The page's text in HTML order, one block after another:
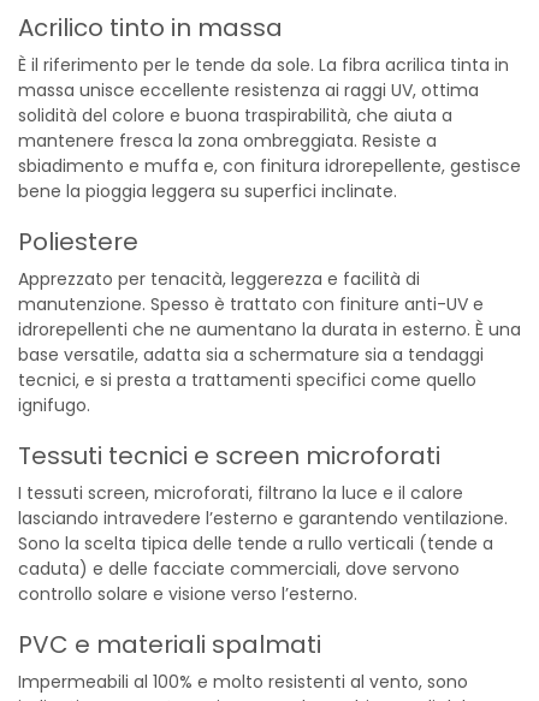
Acrilico tinto in massa
È il riferimento per le tende da sole. La fibra acrilica tinta in
massa unisce eccellente resistenza ai raggi UV, ottima
solidità del colore e buona traspirabilità, che aiuta a
mantenere fresca la zona ombreggiata. Resiste a
sbiadimento e muffa e, con finitura idrorepellente, gestisce
bene la pioggia leggera su superfici inclinate.
Poliestere
Apprezzato per tenacità, leggerezza e facilità di
manutenzione. Spesso è trattato con finiture anti-UV e
idrorepellenti che ne aumentano la durata in esterno. È una
base versatile, adatta sia a schermature sia a tendaggi
tecnici, e si presta a trattamenti specifici come quello
ignifugo.
Tessuti tecnici e screen microforati
I tessuti screen, microforati, filtrano la luce e il calore
lasciando intravedere l’esterno e garantendo ventilazione.
Sono la scelta tipica delle tende a rullo verticali (tende a
caduta) e delle facciate commerciali, dove servono
controllo solare e visione verso l’esterno.
PVC e materiali spalmati
Impermeabili al 100% e molto resistenti al vento, sono